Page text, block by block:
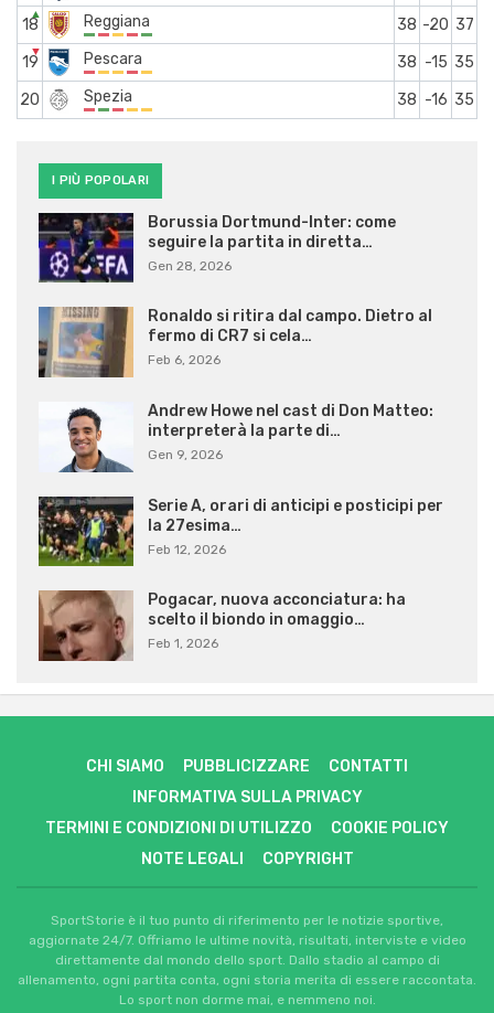
18
▲ Reggiana 38 -20 37
19
▼ Pescara 38 -15 35
20
Spezia 38 -16 35
I PIÙ POPOLARI
Borussia Dortmund-Inter: come
seguire la partita in diretta…
Gen 28, 2026
Ronaldo si ritira dal campo. Dietro al
fermo di CR7 si cela…
Feb 6, 2026
Andrew Howe nel cast di Don Matteo:
interpreterà la parte di…
Gen 9, 2026
Serie A, orari di anticipi e posticipi per
la 27esima…
Feb 12, 2026
Pogacar, nuova acconciatura: ha
scelto il biondo in omaggio…
Feb 1, 2026
CHI SIAMO PUBBLICIZZARE
CONTATTI
INFORMATIVA SULLA PRIVACY
TERMINI E CONDIZIONI DI UTILIZZO
COOKIE POLICY
NOTE LEGALI
COPYRIGHT
SportStorie è il tuo punto di riferimento per le notizie sportive,
aggiornate 24/7. Offriamo le ultime novità, risultati, interviste e video
direttamente dal mondo dello sport. Dallo stadio al campo di
allenamento, ogni partita conta, ogni storia merita di essere raccontata.
Lo sport non dorme mai, e nemmeno noi.